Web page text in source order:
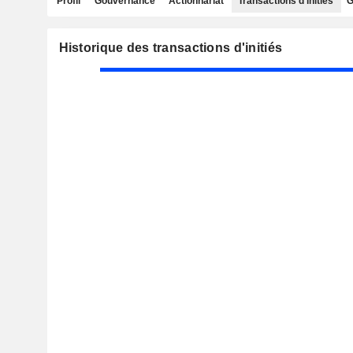
Historique des transactions d'initiés